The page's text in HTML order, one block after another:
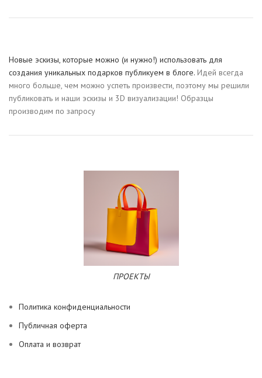
Новые эскизы, которые можно (и нужно!) использовать для
создания уникальных подарков публикуем в блоге. Идей всегда
много больше, чем можно успеть произвести, поэтому мы решили
публиковать и наши эскизы и 3D визуализации! Образцы
производим по запросу
ПРОЕКТЫ
Политика конфиденциальности
Публичная оферта
Оплата и возврат